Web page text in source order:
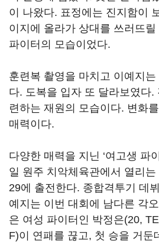
이 나왔다. 표정에는 진지함이
이지에 올라가 상대를 쓰러뜨
파이터의 모습이었다.
훈련복 촬영을 마치고 이예지
다. 도복을 입자 또 달라보였다.
련하는 재원의 모습이다. 변화
매력이다.
다양한 매력을 지닌 ‘여고생 파
일 원주 치악체육관에서 열리
29에 출전한다. 종합격투기 데
예지는 이번 대회에 남다른 각
은 여성 파이터인 박정은(20,
F)이 연패를 끊고, 첫 승을 거둔